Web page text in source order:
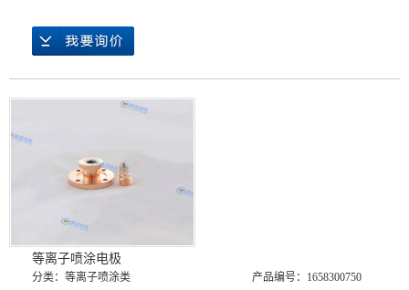
等离子喷涂电极
分类： 等离子喷涂类
产品编号：1658300750